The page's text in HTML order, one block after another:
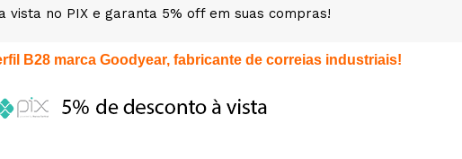
3VX 5V
AX B BX
D
vista no PIX e garanta 5% off em suas compras!
B28 marca Goodyear, fabricante de correias industriais!